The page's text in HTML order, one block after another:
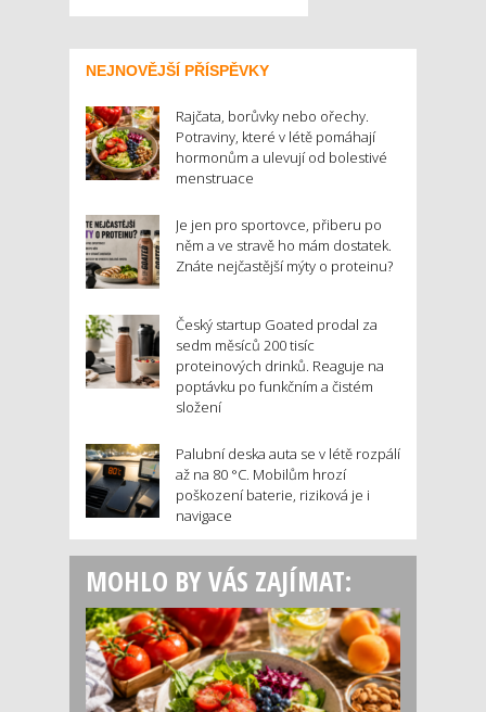
NEJNOVĚJŠÍ PŘÍSPĚVKY
Rajčata, borůvky nebo ořechy.
Potraviny, které v létě pomáhají
hormonům a ulevují od bolestivé
menstruace
Je jen pro sportovce, přiberu po
něm a ve stravě ho mám dostatek.
Znáte nejčastější mýty o proteinu?
Český startup Goated prodal za
sedm měsíců 200 tisíc
proteinových drinků. Reaguje na
poptávku po funkčním a čistém
složení
Palubní deska auta se v létě rozpálí
až na 80 °C. Mobilům hrozí
poškození baterie, riziková je i
navigace
MOHLO BY VÁS ZAJÍMAT: